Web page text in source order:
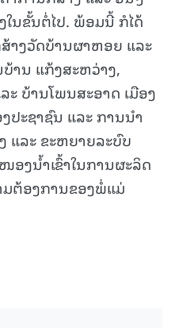
ນຂັ້ນຕໍ່ໄປ. ພ້ອມນີ້ ກໍໄດ້
າງວັດບ້ານຜາຫອຍ ແລະ
ບ້ານ ແກ້ງສະຫວ່າງ,
ບ້ານໂພນສະອາດ ເມືອງ
ປະຊາຊົນ ແລະ ການນຳ
ແລະ ຂະຫຍາຍລະບົບ
ອງນໍ້າເຂົ້າໃນການຜະລິດ
ຕ້ອງການຂອງພໍ່ແມ່